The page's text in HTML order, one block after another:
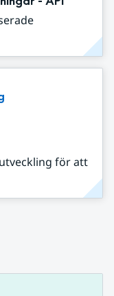
för att